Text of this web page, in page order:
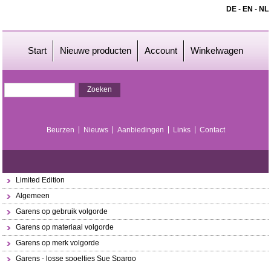
DE- EN - NL
Start Nieuwe producten Account Winkelwagen
Beurzen Nieuws Aanbiedingen Links Contact
Limited Edition
Algemeen
Garens op gebruik volgorde
Garens op materiaal volgorde
Garens op merk volgorde
Garens - losse spoeltjes Sue Spargo